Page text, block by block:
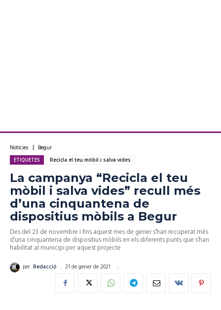
Notícies Begur
ETIQUETES Recicla el teu mòbil i salva vides
La campanya “Recicla el teu
mòbil i salva vides” recull més
d’una cinquantena de
dispositius mòbils a Begur
Des del 23 de novembre i fins aquest mes de gener s’han recuperat més
d’una cinquantena de dispositius mòbils en els diferents punts que s’han
habilitat al municipi per aquest projecte
per Redacció 21 de gener de 2021